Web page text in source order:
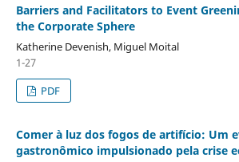
Barriers and Facilitators to Event
the Corporate Sphere
Katherine Devenish, Miguel Moital
1-27
PDF
Comer à luz dos fogos de artifício: Um
gastronômico impulsionado pela crise